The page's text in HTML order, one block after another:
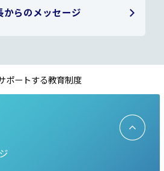
からのメッセージ
ポートする教育制度
TOP
へ戻